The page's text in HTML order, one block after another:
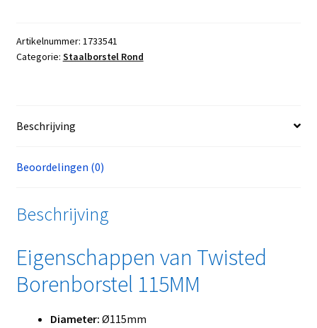
Artikelnummer: 1733541
Categorie: Staalborstel Rond
Beschrijving
Beoordelingen (0)
Beschrijving
Eigenschappen van Twisted
Borenborstel 115MM
Diameter: Ø115mm